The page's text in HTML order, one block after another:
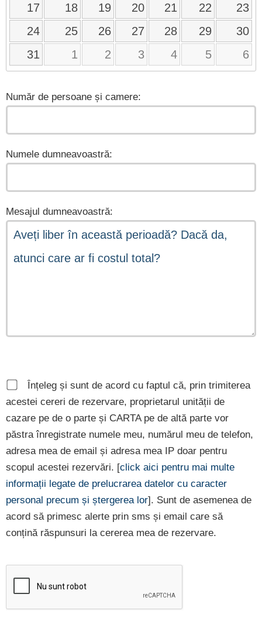
17
18 19 20 21 22
23
24
25 26 27 28 29
30
31
1 2 3 4 5 6
Număr de persoane și camere:
Numele dumneavoastră:
Mesajul dumneavoastră:
Înțeleg și sunt de acord cu faptul că, prin trimiterea
acestei cereri de rezervare, proprietarul unității de
cazare pe de o parte și CARTA pe de altă parte vor
păstra înregistrate numele meu, numărul meu de telefon,
adresa mea de email și adresa mea IP doar pentru
scopul acestei rezervări. [click aici pentru mai multe
informații legate de prelucrarea datelor cu caracter
personal precum și ștergerea lor]. Sunt de asemenea de
acord să primesc alerte prin sms și email care să
conțină răspunsuri la cererea mea de rezervare.